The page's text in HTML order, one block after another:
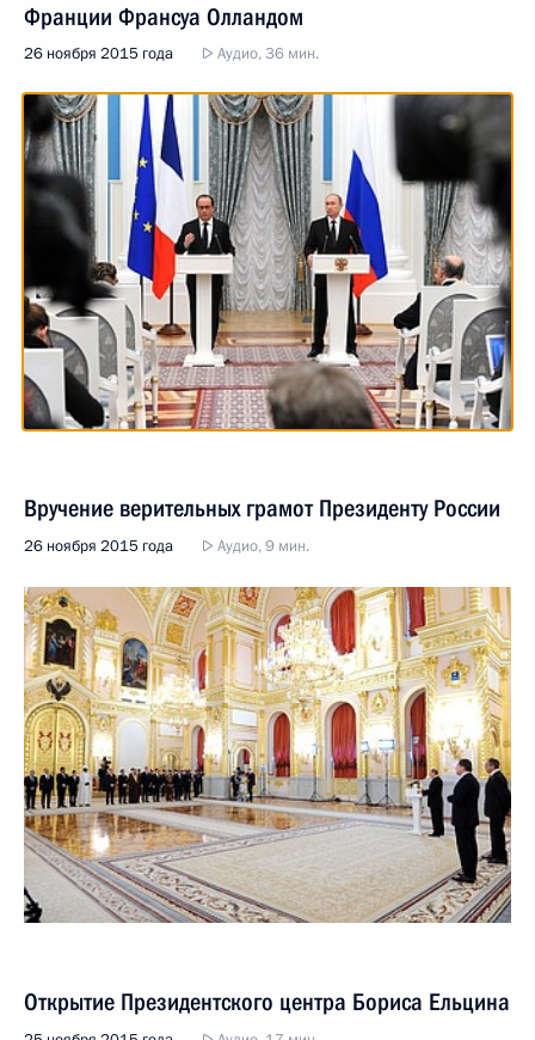
Франции Франсуа Олландом
26 ноября 2015 года Аудио, 36 мин.
Вручение верительных грамот Президенту России
26 ноября 2015 года Аудио, 9 мин.
Открытие Президентского центра Бориса Ельцина